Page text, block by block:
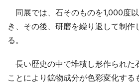
同展では、石そのものを1,000度
き、その後、研磨を繰り返して制作
る。
長い歴史の中で堆積し形作られた
ことにより鉱物成分が色彩変化する